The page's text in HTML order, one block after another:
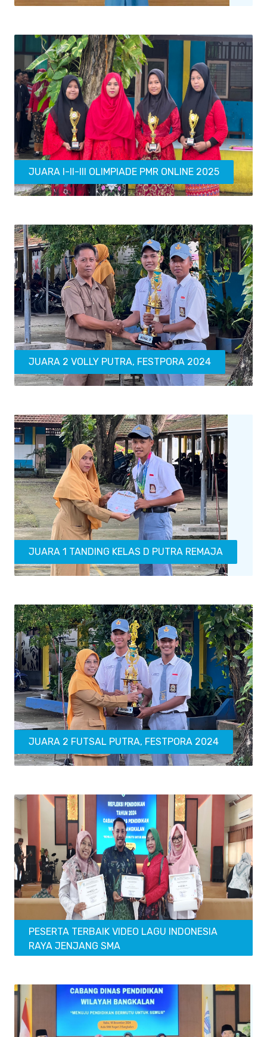
JUARA I-II-III OLIMPIADE PMR ONLINE 2025
JUARA 2 VOLLY PUTRA, FESTPORA 2024
JUARA 1 TANDING KELAS D PUTRA REMAJA
JUARA 2 FUTSAL PUTRA, FESTPORA 2024
PESERTA TERBAIK VIDEO LAGU INDONESIA
RAYA JENJANG SMA